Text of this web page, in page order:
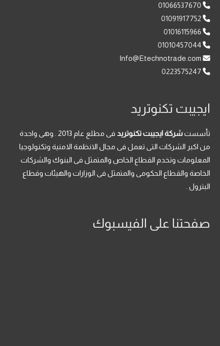
01066537670
01091917752
01016115966
01010457044
0223575247
ايجيبت تكنوتريد
تأسستشركة ايجيبت تكنوتريد
فى مطلع عام 2013 . وهى واحدة
من اكبر الشركات التى تعمل فى مجال الانظمة الامنية وتكنولوجيا
المعلومات وتخدم القطاع الخاص والمتمثل فى البنوك والشركات
الخاصة والقطاع الحكومى والمتمثل فى الوزارات والهيئات وقطاع
البترول .
صفحتنا على الفيسبوك